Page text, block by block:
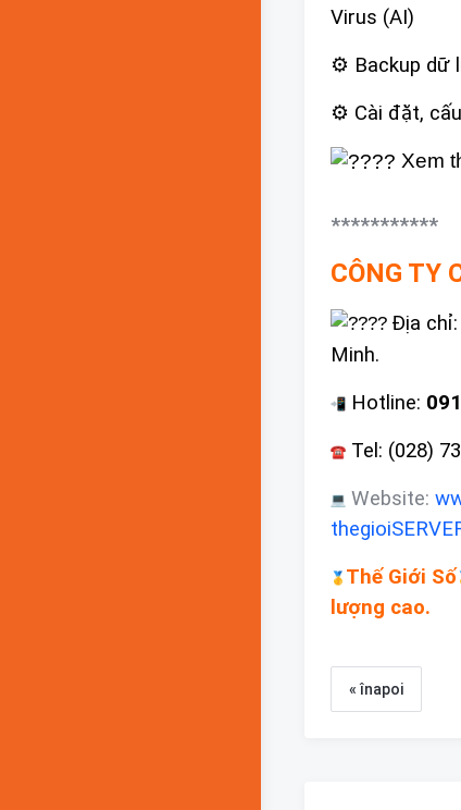
Virus (AI)
⚙ Backup dữ
⚙ Cài đặt,
Xem
***********
CÔNG TY
Địa
Minh.
Hotline:
Tel: (028)
Website:
Thế Giới Số
lượng cao.
« înapoi